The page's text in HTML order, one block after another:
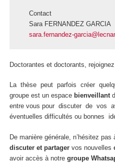
Contact
Sara FERNANDEZ GARCIA
sara.fernandez-
Doctorantes et doctorants,
La thèse peut parfois créer
groupe est un espace bienveillant
entre vous pour discuter de vos
éventuelles difficultés ou bonnes
De manière générale, n’hésitez
discuter et partager vos nouvelles
avoir accès à notre groupe